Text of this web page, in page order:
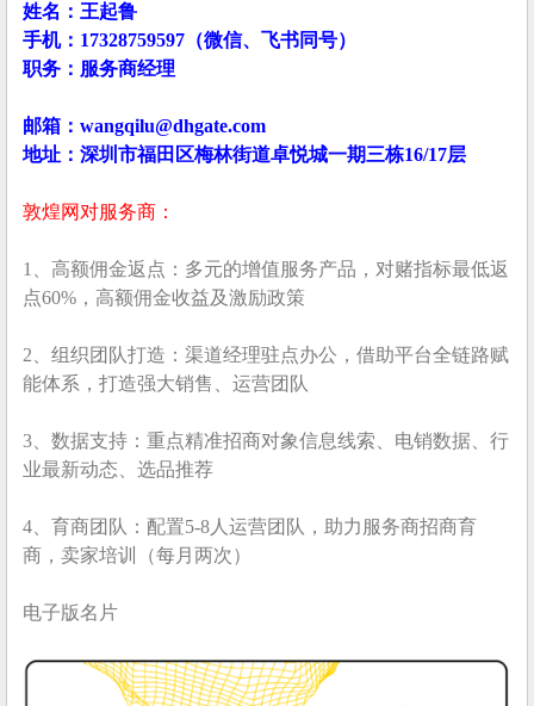
姓名：王起鲁
手机：17328759597（微信、飞书同号）
职务：服务商经理
邮箱：wangqilu@dhgate.com
地址：深圳市福田区梅林街道卓悦城一期三栋16/17层
敦煌网对服务商：
1、高额佣金返点：多元的增值服务产品，对赌指标最低返
点60%，高额佣金收益及激励政策
2、组织团队打造：渠道经理驻点办公，借助平台全链路赋
能体系，打造强大销售、运营团队
3、数据支持：重点精准招商对象信息线索、电销数据、行
业最新动态、选品推荐
4、育商团队：配置5-8人运营团队，助力服务商招商育
商，卖家培训（每月两次）
电子版名片